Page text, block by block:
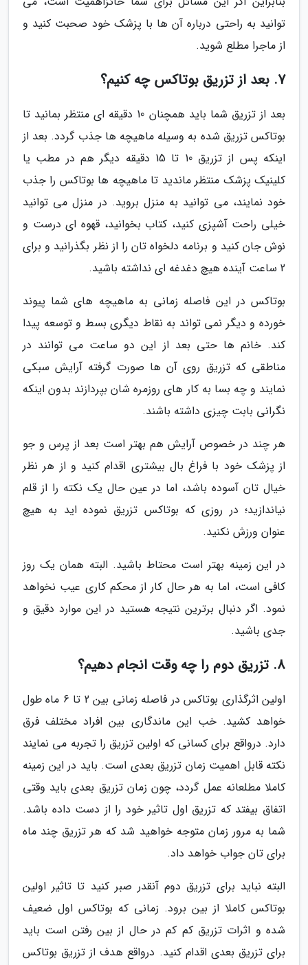
توانید به راحتی درباره آن ها با پزشک خود صحبت کنید و
از ماجرا مطلع شوید.
7. بعد از تزریق بوتاکس چه کنیم؟
بعد از تزریق شما باید همچنان 10 دقیقه ای منتظر بمانید تا
بوتاکس تزریق شده به وسیله ماهیچه ها جذب گردد. بعد از
اینکه پس از تزریق 10 تا 15 دقیقه دیگر هم در مطب یا
کلینیک پزشک منتظر ماندید تا ماهیچه ها بوتاکس را جذب
خود نمایند، می توانید به منزل بروید. در منزل می توانید
خیلی راحت آشپزی کنید، کتاب بخوانید، قهوه ای درست و
نوش جان کنید و برنامه دلخواه تان را از نظر بگذرانید و برای
2 ساعت آینده هیچ دغدغه ای نداشته باشید.
بوتاکس در این فاصله زمانی به ماهیچه های شما پیوند
خورده و دیگر نمی تواند به نقاط دیگری بسط و توسعه پیدا
کند. خانم ها حتی بعد از این دو ساعت می توانند در
مناطقی که تزریق روی آن ها صورت گرفته آرایش سبکی
نمایند و چه بسا به کار های روزمره شان بپردازند بدون اینکه
نگرانی بابت چیزی داشته باشند.
هر چند در خصوص آرایش هم بهتر است بعد از پرس و جو
از پزشک خود با فراغ بال بیشتری اقدام کنید و از هر نظر
خیال تان آسوده باشد، اما در عین حال یک نکته را از قلم
نیاندازید؛ در روزی که بوتاکس تزریق نموده اید به هیچ
عنوان ورزش نکنید.
در این زمینه بهتر است محتاط باشید. البته همان یک روز
کافی است، اما به هر حال کار از محکم کاری عیب نخواهد
نمود. اگر دنبال برترین نتیجه هستید در این موارد دقیق و
جدی باشید.
8. تزریق دوم را چه وقت انجام دهیم؟
اولین اثرگذاری بوتاکس در فاصله زمانی بین 2 تا 6 ماه طول
خواهد کشید. خب این ماندگاری بین افراد مختلف فرق
دارد. درواقع برای کسانی که اولین تزریق را تجربه می نمایند
نکته قابل اهمیت زمان تزریق بعدی است. باید در این زمینه
کاملا مطلعانه عمل گردد، چون زمان تزریق بعدی باید وقتی
اتفاق بیفتد که تزریق اول تاثیر خود را از دست داده باشد.
شما به مرور زمان متوجه خواهید شد که هر تزریق چند ماه
برای تان جواب خواهد داد.
البته نباید برای تزریق دوم آنقدر صبر کنید تا تاثیر اولین
بوتاکس کاملا از بین برود. زمانی که بوتاکس اول ضعیف
شده و اثرات تزریق کم کم در حال از بین رفتن است باید
برای تزریق بعدی اقدام کنید. درواقع هدف از تزریق بوتاکس